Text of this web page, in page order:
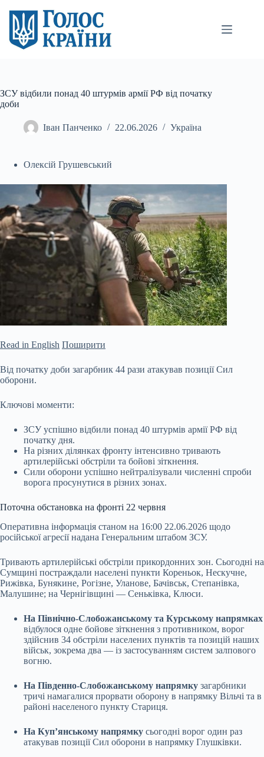
вмісту
ЗСУ відбили понад 40 штурмів армії РФ від початку
доби
Іван Панченко 22.06.2026 Україна
Олексій Грушевський
Read in English Поширити
Від початку доби загарбник 44 рази атакував позиції Сил
оборони.
Ключові моменти:
ЗСУ успішно відбили понад 40 штурмів армії РФ від
початку дня.
На різних ділянках фронту інтенсивно тривають
артилерійські обстріли та бойові зіткнення.
Сили оборони успішно нейтралізували численні спроби
ворога просунутися в різних зонах.
Поточна обстановка на фронті 22 червня
Оперативна інформація станом на 16:00 22.06.2026 щодо
російської агресії надана Генеральним штабом ЗСУ.
Тривають артилерійські обстріли прикордонних зон. Сьогодні на
Сумщині постраждали населені пункти Кореньок, Нескучне,
Рижівка, Бунякине, Рогізне, Уланове, Бачівськ, Степанівка,
Малушине; на Чернігівщині — Сеньківка, Клюси.
На Північно-Слобожанському та Курському напрямках
відбулося одне бойове зіткнення з противником, ворог
здійснив 34 обстріли населених пунктів та позицій наших
військ, зокрема два — із застосуванням систем залпового
вогню.
На Південно-Слобожанському напрямку загарбники
тричі намагалися прорвати оборону в напрямку Вільчі та в
районі населеного пункту Стариця.
На Куп’янському напрямку сьогодні ворог один раз
атакував позиції Сил оборони в напрямку Глушківки.